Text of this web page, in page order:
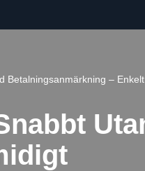
Betalningsanmärkning –